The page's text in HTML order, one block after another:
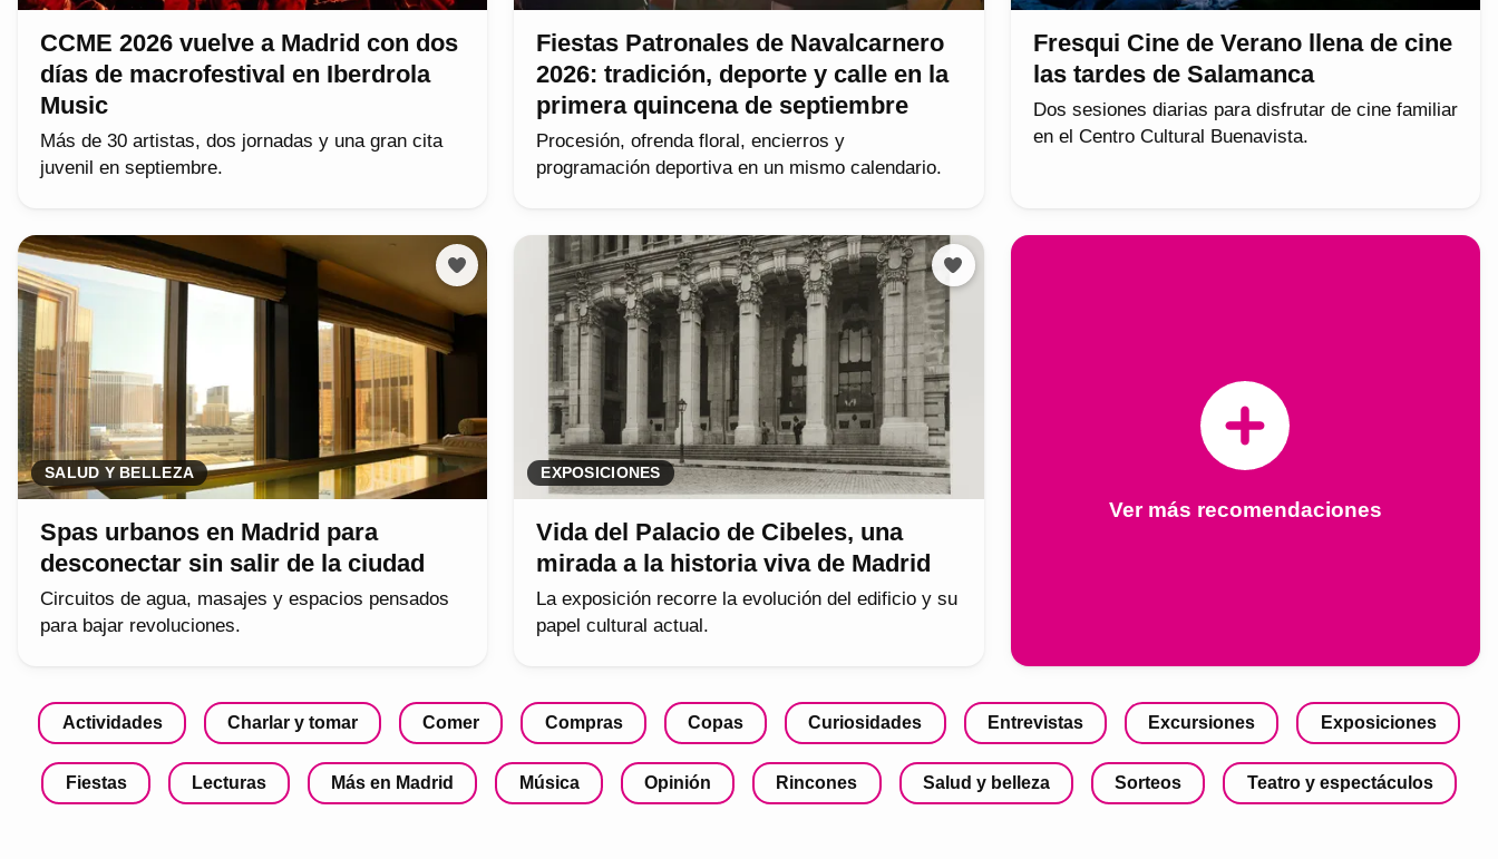
CCME 2026 vuelve a Madrid con dos
días de macrofestival en Iberdrola
Music
Más de 30 artistas, dos jornadas y una gran cita
juvenil en septiembre.
Fiestas Patronales de Navalcarnero
2026: tradición, deporte y calle en la
primera quincena de septiembre
Procesión, ofrenda floral, encierros y
programación deportiva en un mismo calendario.
Fresqui Cine de Verano llena de cine
las tardes de Salamanca
Dos sesiones diarias para disfrutar de cine familiar
en el Centro Cultural Buenavista.
SALUD Y BELLEZA
Spas urbanos en Madrid para
desconectar sin salir de la ciudad
Circuitos de agua, masajes y espacios pensados
para bajar revoluciones.
EXPOSICIONES
Vida del Palacio de Cibeles, una
mirada a la historia viva de Madrid
La exposición recorre la evolución del edificio y su
papel cultural actual.
Ver más recomendaciones
Actividades Charlar y tomar Comer Compras Copas Curiosidades Entrevistas Excursiones Exposiciones
Fiestas Lecturas Más en Madrid Música Opinión Rincones Salud y belleza Sorteos Teatro y espectáculos